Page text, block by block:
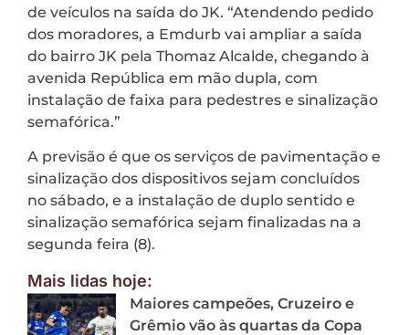
de veículos na saída do JK. “Atendendo pedido
dos moradores, a Emdurb vai ampliar a saída
do bairro JK pela Thomaz Alcalde, chegando à
avenida República em mão dupla, com
instalação de faixa para pedestres e sinalização
semafórica.”
A previsão é que os serviços de pavimentação e
sinalização dos dispositivos sejam concluídos
no sábado, e a instalação de duplo sentido e
sinalização semafórica sejam finalizadas na a
segunda feira (8).
Mais lidas hoje:
Maiores campeões, Cruzeiro e
Grêmio vão às quartas da Copa